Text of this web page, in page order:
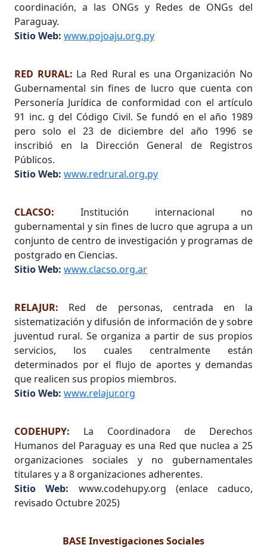
coordinación, a las ONGs y Redes de ONGs del
Paraguay.
Sitio Web: www.pojoaju.org.py
RED RURAL: La Red Rural es una Organización No
Gubernamental sin fines de lucro que cuenta con
Personería Jurídica de conformidad con el artículo
91 inc. g del Código Civil. Se fundó en el año 1989
pero solo el 23 de diciembre del año 1996 se
inscribió en la Dirección General de Registros
Públicos.
Sitio Web: www.redrural.org.py
CLACSO: Institución internacional no
gubernamental y sin fines de lucro que agrupa a un
conjunto de centro de investigación y programas de
postgrado en Ciencias.
Sitio Web: www.clacso.org.ar
RELAJUR: Red de personas, centrada en la
sistematización y difusión de información de y sobre
juventud rural. Se organiza a partir de sus propios
servicios, los cuales centralmente están
determinados por el flujo de aportes y demandas
que realicen sus propios miembros.
Sitio Web: www.relajur.org
CODEHUPY: La Coordinadora de Derechos
Humanos del Paraguay es una Red que nuclea a 25
organizaciones sociales y no gubernamentales
titulares y a 8 organizaciones adherentes.
Sitio Web: www.codehupy.org (enlace caduco,
revisado Octubre 2025)
BASE Investigaciones Sociales